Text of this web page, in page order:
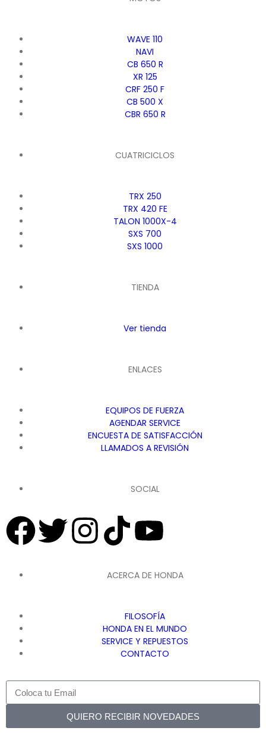
WAVE 110
NAVI
CB 650 R
XR 125
CRF 250 F
CB 500 X
CBR 650 R
CUATRICICLOS
TRX 250
TRX 420 FE
TALON 1000X-4
SXS 700
SXS 1000
TIENDA
Ver tienda
ENLACES
EQUIPOS DE FUERZA
AGENDAR SERVICE
ENCUESTA DE SATISFACCIÓN
LLAMADOS A REVISIÓN
SOCIAL
ACERCA DE HONDA
FILOSOFÍA
HONDA EN EL MUNDO
SERVICE Y REPUESTOS
CONTACTO
QUIERO RECIBIR NOVEDADES